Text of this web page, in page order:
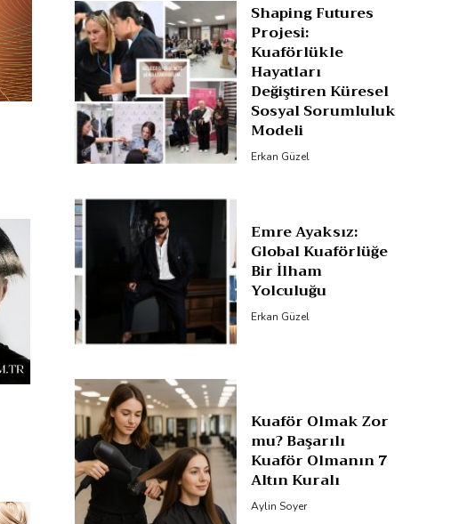
Shaping Futures
Projesi:
Kuaförlükle
Hayatları
Değiştiren Küresel
Sosyal Sorumluluk
Modeli
Erkan Güzel
Emre Ayaksız:
Global Kuaförlüğe
Bir İlham
Yolculuğu
Erkan Güzel
Kuaför Olmak Zor
mu? Başarılı
Kuaför Olmanın 7
Altın Kuralı
Aylin Soyer